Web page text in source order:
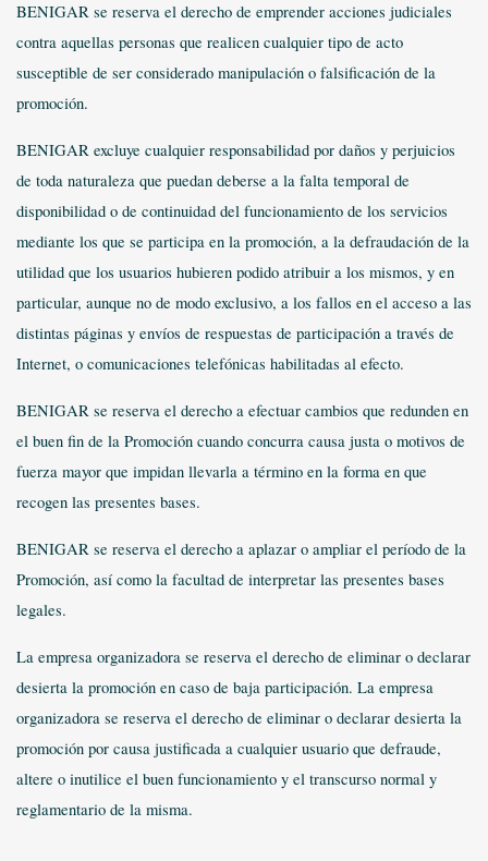
BENIGAR se reserva el derecho de emprender acciones judiciales
contra aquellas personas que realicen cualquier tipo de acto
susceptible de ser considerado manipulación o falsificación de la
promoción.
BENIGAR excluye cualquier responsabilidad por daños y perjuicios
de toda naturaleza que puedan deberse a la falta temporal de
disponibilidad o de continuidad del funcionamiento de los servicios
mediante los que se participa en la promoción, a la defraudación de la
utilidad que los usuarios hubieren podido atribuir a los mismos, y en
particular, aunque no de modo exclusivo, a los fallos en el acceso a las
distintas páginas y envíos de respuestas de participación a través de
Internet, o comunicaciones telefónicas habilitadas al efecto.
BENIGAR se reserva el derecho a efectuar cambios que redunden en
el buen fin de la Promoción cuando concurra causa justa o motivos de
fuerza mayor que impidan llevarla a término en la forma en que
recogen las presentes bases.
BENIGAR se reserva el derecho a aplazar o ampliar el período de la
Promoción, así como la facultad de interpretar las presentes bases
legales.
La empresa organizadora se reserva el derecho de eliminar o declarar
desierta la promoción en caso de baja participación. La empresa
organizadora se reserva el derecho de eliminar o declarar desierta la
promoción por causa justificada a cualquier usuario que defraude,
altere o inutilice el buen funcionamiento y el transcurso normal y
reglamentario de la misma.